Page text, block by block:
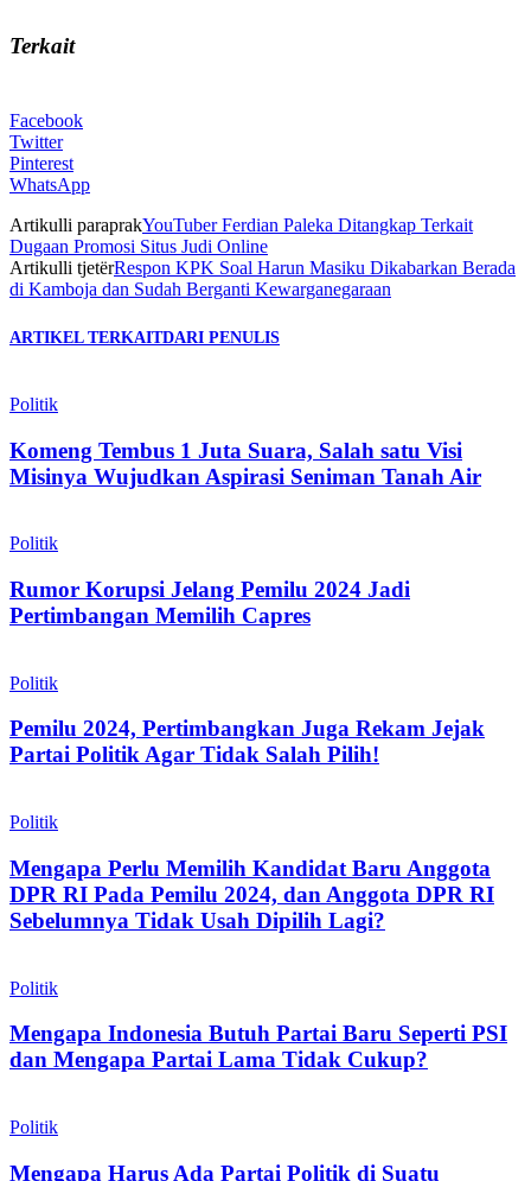
Terkait
Facebook
Twitter
Pinterest
WhatsApp
Artikulli paraprakYouTuber Ferdian Paleka Ditangkap Terkait
Dugaan Promosi Situs Judi Online
Artikulli tjetërRespon KPK Soal Harun Masiku Dikabarkan Berada
di Kamboja dan Sudah Berganti Kewarganegaraan
ARTIKEL TERKAITDARI PENULIS
Politik
Komeng Tembus 1 Juta Suara, Salah satu Visi
Misinya Wujudkan Aspirasi Seniman Tanah Air
Politik
Rumor Korupsi Jelang Pemilu 2024 Jadi
Pertimbangan Memilih Capres
Politik
Pemilu 2024, Pertimbangkan Juga Rekam Jejak
Partai Politik Agar Tidak Salah Pilih!
Politik
Mengapa Perlu Memilih Kandidat Baru Anggota
DPR RI Pada Pemilu 2024, dan Anggota DPR RI
Sebelumnya Tidak Usah Dipilih Lagi?
Politik
Mengapa Indonesia Butuh Partai Baru Seperti PSI
dan Mengapa Partai Lama Tidak Cukup?
Politik
Mengapa Harus Ada Partai Politik di Suatu